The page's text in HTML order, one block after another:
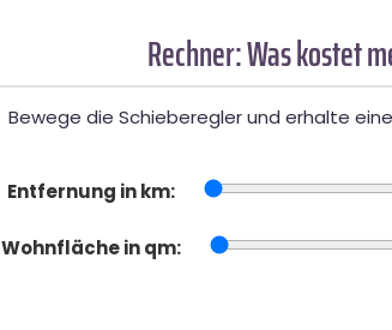
Rechner: Was kostet
Bewege die Schieberegler und erhalte
Entfernung in km:
Wohnfläche in qm: